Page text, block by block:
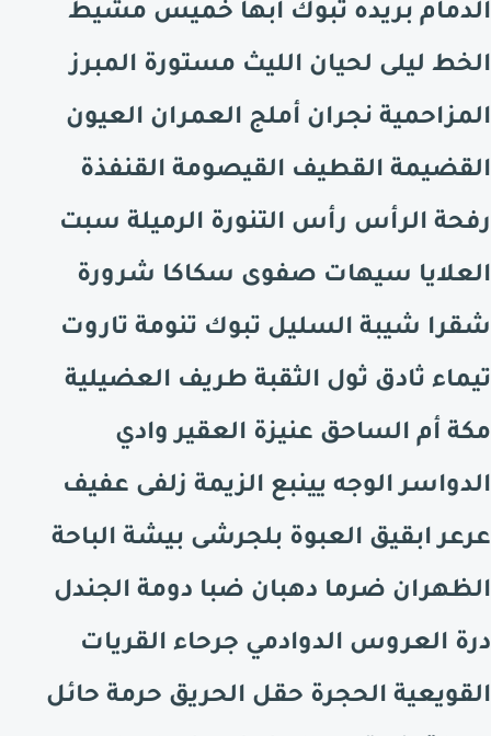
الدمام بريده تبوك ابها خميس مشيط
الخط ليلى لحيان الليث مستورة المبرز
المزاحمية نجران أملج العمران العيون
القضيمة القطيف القيصومة القنفذة
رفحة الرأس رأس التنورة الرميلة سبت
العلايا سيهات صفوى سكاكا شرورة
شقرا شيبة السليل تبوك تنومة تاروت
تيماء ثادق ثول الثقبة طريف العضيلية
مكة أم الساحق عنيزة العقير وادي
الدواسر الوجه يينبع الزيمة زلفى عفيف
عرعر ابقيق العبوة بلجرشى بيشة الباحة
الظهران ضرما دهبان ضبا دومة الجندل
درة العروس الدوادمي جرحاء القريات
القويعية الحجرة حقل الحريق حرمة حائل